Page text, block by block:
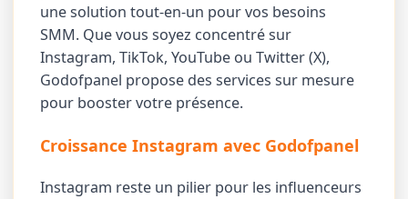
une solution tout-en-un pour vos besoins
SMM. Que vous soyez concentré sur
Instagram, TikTok, YouTube ou Twitter (X),
Godofpanel propose des services sur mesure
pour booster votre présence.
Croissance Instagram avec Godofpanel
Instagram reste un pilier pour les influenceurs